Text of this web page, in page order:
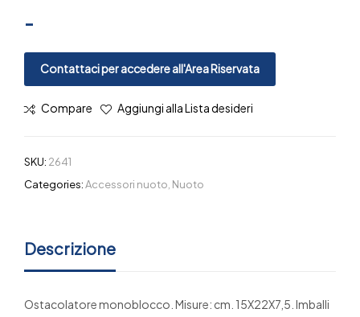
-
Contattaci per accedere all'Area Riservata
Compare Aggiungi alla Lista desideri
SKU: 2641
Categories:Accessori nuoto Nuoto
Descrizione
Ostacolatore monoblocco. Misure: cm. 15X22X7,5. Imballi